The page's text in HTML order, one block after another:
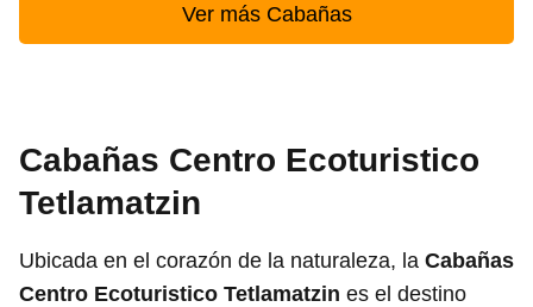
Ver más Cabañas
Cabañas Centro Ecoturistico
Tetlamatzin
Ubicada en el corazón de la naturaleza, la Cabañas
Centro Ecoturistico Tetlamatzin es el destino